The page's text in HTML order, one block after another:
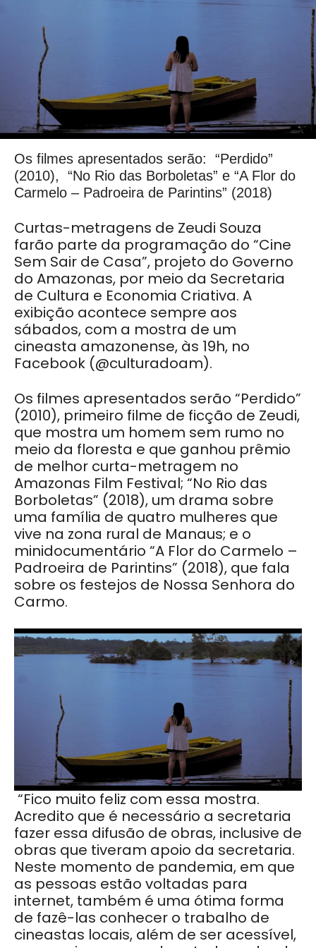
Os filmes apresentados serão: “Perdido”
(2010), “No Rio das Borboletas” e “A Flor do
Carmelo – Padroeira de Parintins” (2018)
Curtas-metragens de Zeudi Souza
farão parte da programação do “Cine
Sem Sair de Casa”, projeto do Governo
do Amazonas, por meio da Secretaria
de Cultura e Economia Criativa. A
exibição acontece sempre aos
sábados, com a mostra de um
cineasta amazonense, às 19h, no
Facebook (@culturadoam).
Os filmes apresentados serão “Perdido”
(2010), primeiro filme de ficção de Zeudi,
que mostra um homem sem rumo no
meio da floresta e que ganhou prêmio
de melhor curta-metragem no
Amazonas Film Festival; “No Rio das
Borboletas” (2018), um drama sobre
uma família de quatro mulheres que
vive na zona rural de Manaus; e o
minidocumentário “A Flor do Carmelo –
Padroeira de Parintins” (2018), que fala
sobre os festejos de Nossa Senhora do
Carmo.
“Fico muito feliz com essa mostra.
Acredito que é necessário a secretaria
fazer essa difusão de obras, inclusive de
obras que tiveram apoio da secretaria.
Neste momento de pandemia, em que
as pessoas estão voltadas para
internet, também é uma ótima forma
de fazê-las conhecer o trabalho de
cineastas locais, além de ser acessível,